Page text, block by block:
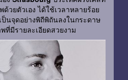
วยตัวเอง ได้ใช้เวลาหลายร้อย
ป็นจุดอย่างพิถีพิถันลงในกระดาษ
ที่มีรายละเอียดสวยงาม